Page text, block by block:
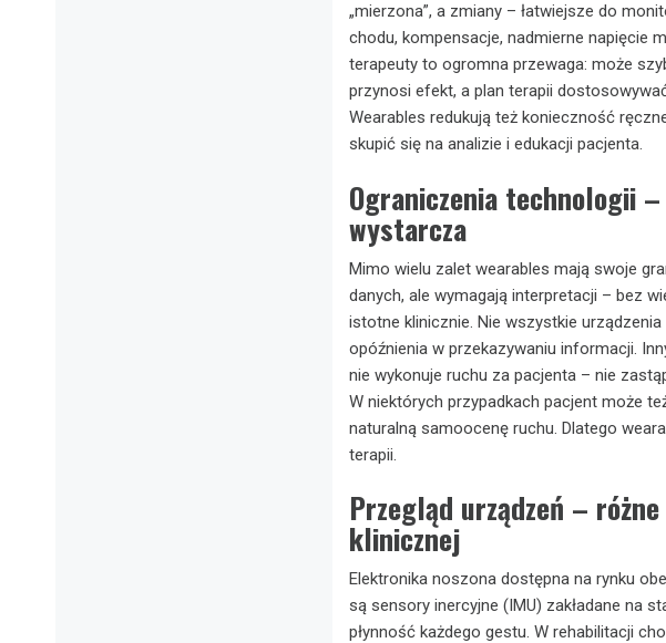
„mierzona”, a zmiany – łatwiejsze do
chodu, kompensacje, nadmierne napięcie
terapeuty to ogromna przewaga: może
przynosi efekt, a plan terapii
Wearables redukują też konieczność
skupić się na analizie i edukacji pacjenta.
Ograniczenia technologii
wystarcza
Mimo wielu zalet wearables mają swoje
danych, ale wymagają interpretacji – bez
istotne klinicznie. Nie wszystkie
opóźnienia w przekazywaniu informacji.
nie wykonuje ruchu za pacjenta – nie
W niektórych przypadkach pacjent może
naturalną samoocenę ruchu. Dlatego
terapii.
Przegląd urządzeń –
klinicznej
Elektronika noszona dostępna na rynku
są sensory inercyjne (IMU) zakładane na
płynność każdego gestu. W rehabilitacji